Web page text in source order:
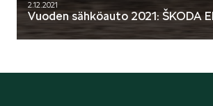
2.12.2021
Vuoden sähköauto 2021: ŠKODA